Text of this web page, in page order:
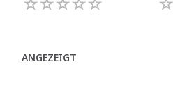
ANGEZEIGT